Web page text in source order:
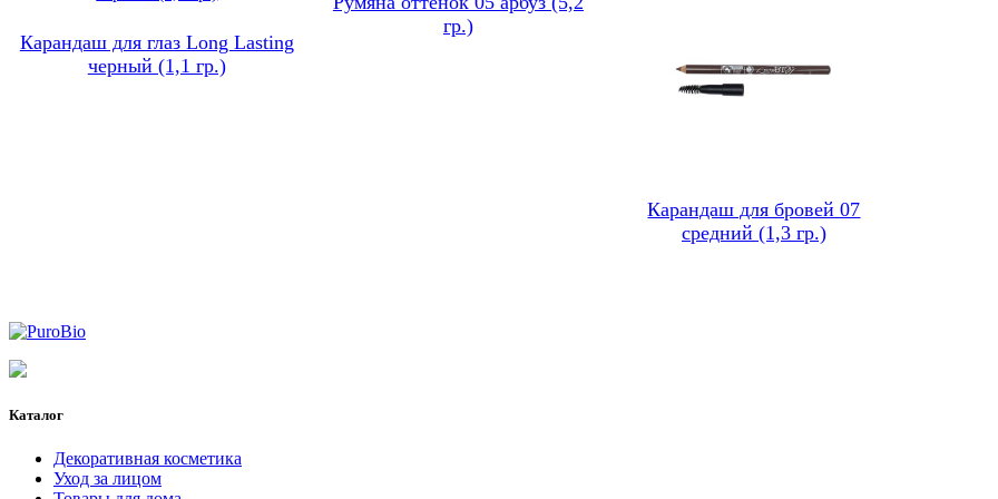
Карандаш для глаз Long Lasting
черный (1,1 гр.)
гр.)
Карандаш для бровей 07
средний (1,3 гр.)
Каталог
Декоративная косметика
Уход за лицом